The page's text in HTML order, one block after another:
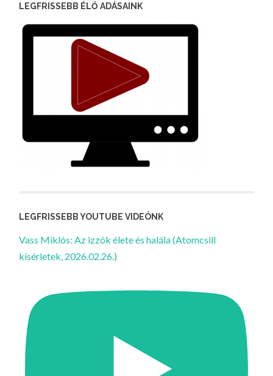
LEGFRISSEBB ÉLŐ ADÁSAINK
LEGFRISSEBB YOUTUBE VIDEÓNK
Vass Miklós: Az izzók élete és halála (Atomcsill
kísérletek, 2026.02.26.)